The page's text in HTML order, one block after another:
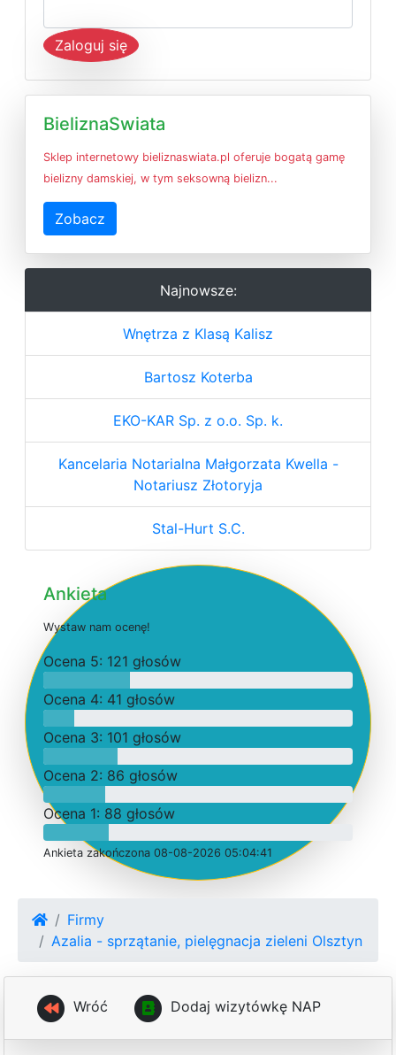
Zaloguj się
BieliznaSwiata
Sklep internetowy bieliznaswiata.pl oferuje bogatą gamę
bielizny damskiej, w tym seksowną bielizn...
Zobacz
Najnowsze:
Wnętrza z Klasą Kalisz
Bartosz Koterba
EKO-KAR Sp. z o.o. Sp. k.
Kancelaria Notarialna Małgorzata Kwella -
Notariusz Złotoryja
Stal-Hurt S.C.
Ankieta
Wystaw nam ocenę!
Ocena 5: 121 głosów
Ocena 4: 41 głosów
Ocena 3: 101 głosów
Ocena 2: 86 głosów
Ocena 1: 88 głosów
Ankieta zakończona 08-08-2026 05:04:41
Firmy
Azalia - sprzątanie, pielęgnacja zieleni Olsztyn
Wróć Dodaj wizytówkę NAP